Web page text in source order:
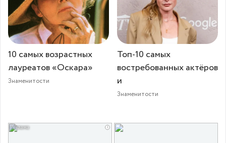
10 самых возрастных
лауреатов «Оскара»
Знаменитости
Топ-10 самых
востребованных актёров
и
Знаменитости
i